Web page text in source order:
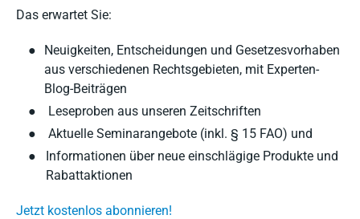
Das erwartet Sie:
●
Neuigkeiten, Entscheidungen und Gesetzesvorhaben
aus verschiedenen Rechtsgebieten, mit Experten-
Blog-Beiträgen
●
Leseproben aus unseren Zeitschriften
●
Aktuelle Seminarangebote (inkl. § 15 FAO) und
●
Informationen über neue einschlägige Produkte und
Rabattaktionen
Jetzt kostenlos abonnieren!